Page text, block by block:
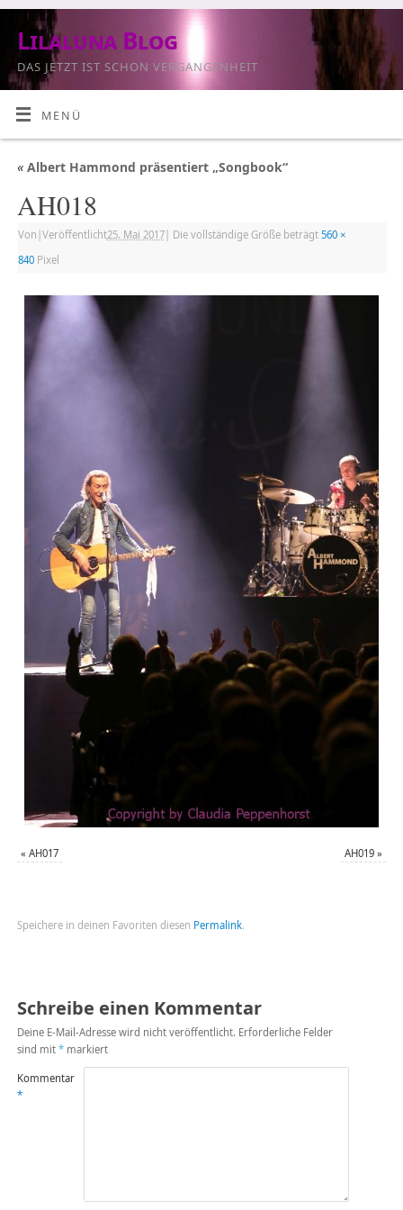
Lilaluna Blog
DAS JETZT IST SCHON VERGANGENHEIT
MENÜ
«Albert Hammond präsentiert „Songbook“
AH018
Von Veröffentlicht25. Mai 2017| Die vollständige Größe beträgt 560 ×
840Pixel
« AH017 AH019 »
Speichere in deinen Favoriten diesen Permalink.
Schreibe einen Kommentar
Deine E-Mail-Adresse wird nicht veröffentlicht. Erforderliche Felder
sind mit *markiert
Kommentar
*